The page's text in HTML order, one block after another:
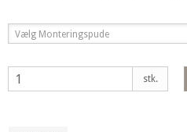
Vælg Monteringspude
stk.